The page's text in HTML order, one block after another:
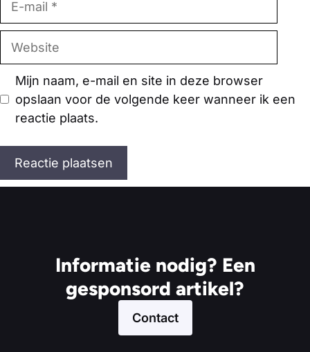
Website
Mijn naam, e-mail en site in deze browser
opslaan voor de volgende keer wanneer ik een
reactie plaats.
Informatie nodig? Een
gesponsord artikel?
Contact